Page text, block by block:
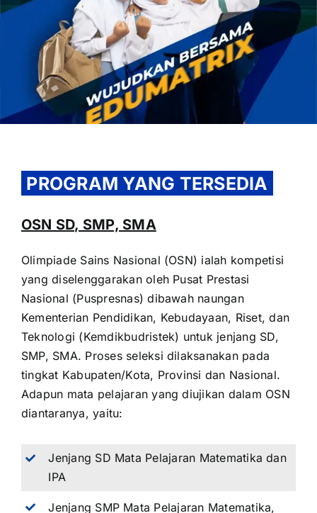
OUR PROGRAM
REGISTRATION
CONTACT US
PROGRAM YANG TERSEDIA
OSN SD, SMP, SMA
Olimpiade Sains Nasional (OSN) ialah kompetisi
yang diselenggarakan oleh Pusat Prestasi
Nasional (Puspresnas) dibawah naungan
Kementerian Pendidikan, Kebudayaan, Riset, dan
Teknologi (Kemdikbudristek) untuk jenjang SD,
SMP, SMA. Proses seleksi dilaksanakan pada
tingkat Kabupaten/Kota, Provinsi dan Nasional.
Adapun mata pelajaran yang diujikan dalam OSN
diantaranya, yaitu:
Jenjang SD Mata Pelajaran Matematika dan
IPA
Jenjang SMP Mata Pelajaran Matematika,